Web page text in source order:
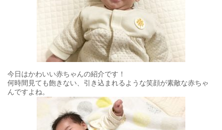
今日はかわいい赤ちゃんの紹介です！
何時間見ても飽きない、引き込まれるような笑顔が素敵な赤ちゃ
んですよね。